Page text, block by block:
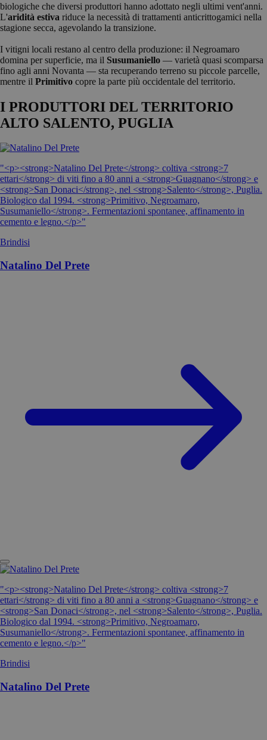
biologiche che diversi produttori hanno adottato negli ultimi vent'anni.
L'aridità estiva riduce la necessità di trattamenti anticrittogamici nella
stagione secca, agevolando la transizione.
I vitigni locali restano al centro della produzione: il Negroamaro
domina per superficie, ma il Susumaniello — varietà quasi scomparsa
fino agli anni Novanta — sta recuperando terreno su piccole parcelle,
mentre il Primitivo copre la parte più occidentale del territorio.
I PRODUTTORI DEL TERRITORIO
ALTO SALENTO, PUGLIA
"<p><strong>Natalino Del Prete</strong> coltiva <strong>7
ettari</strong> di viti fino a 80 anni a <strong>Guagnano</strong> e
<strong>San Donaci</strong>, nel <strong>Salento</strong>, Puglia.
Biologico dal 1994. <strong>Primitivo, Negroamaro,
Susumaniello</strong>. Fermentazioni spontanee, affinamento in
cemento e legno.</p>"
Brindisi
Natalino Del Prete
"<p><strong>Natalino Del Prete</strong> coltiva <strong>7
ettari</strong> di viti fino a 80 anni a <strong>Guagnano</strong> e
<strong>San Donaci</strong>, nel <strong>Salento</strong>, Puglia.
Biologico dal 1994. <strong>Primitivo, Negroamaro,
Susumaniello</strong>. Fermentazioni spontanee, affinamento in
cemento e legno.</p>"
Brindisi
Natalino Del Prete